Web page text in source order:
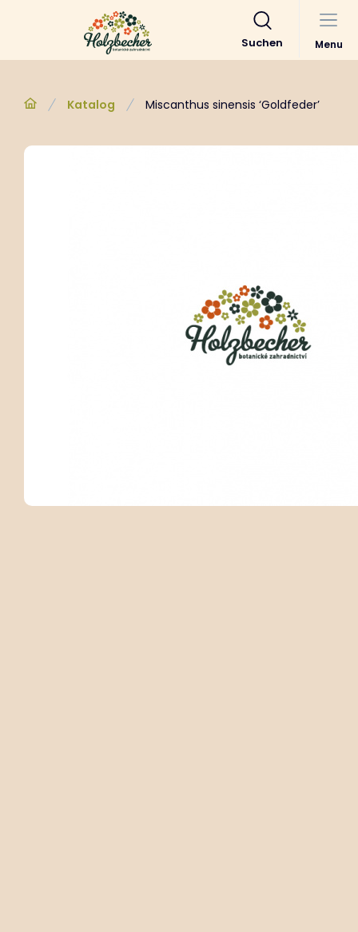
Suchen Menu
Katalog Miscanthus sinensis ‘Goldfeder’